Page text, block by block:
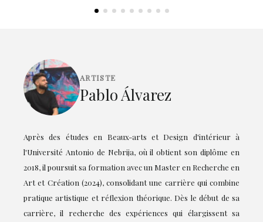
ARTISTE
Pablo Álvarez
Après des études en Beaux-arts et Design d'intérieur à
l'Université Antonio de Nebrija, où il obtient son diplôme en
2018, il poursuit sa formation avec un Master en Recherche en
Art et Création (2024), consolidant une carrière qui combine
pratique artistique et réflexion théorique. Dès le début de sa
carrière, il recherche des expériences qui élargissent sa